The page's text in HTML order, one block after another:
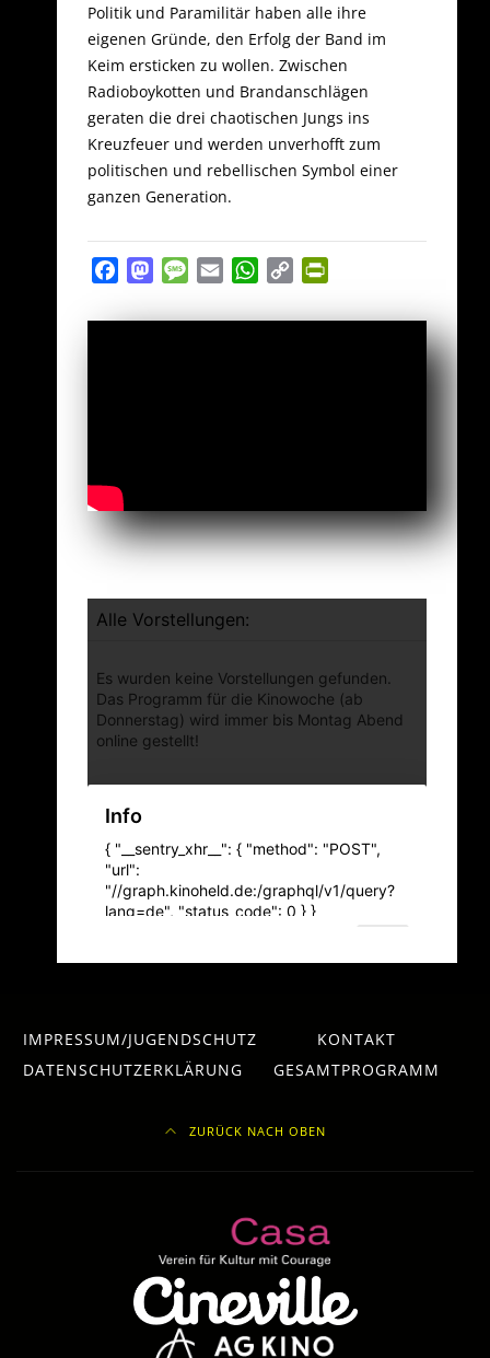
Politik und Paramilitär haben alle ihre
eigenen Gründe, den Erfolg der Band im
Keim ersticken zu wollen. Zwischen
Radioboykotten und Brandanschlägen
geraten die drei chaotischen Jungs ins
Kreuzfeuer und werden unverhofft zum
politischen und rebellischen Symbol einer
ganzen Generation.
FacebookMastodon
Message
Email WhatsApp
Copy
IMPRESSUM/JUGENDSCHUTZ
KONTAKT
DATENSCHUTZERKLÄRUNG
GESAMTPROGRAMM
ZURÜCK NACH OBEN